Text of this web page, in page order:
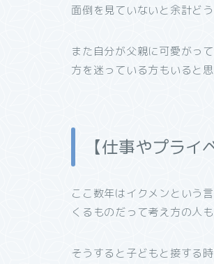
面倒を見ていないと余計ど
また自分が父親に可愛がっ
方を迷っている方もいると思
【仕事やプライ
ここ数年はイクメンという
くるものだって考え方の人
そうすると子どもと接する